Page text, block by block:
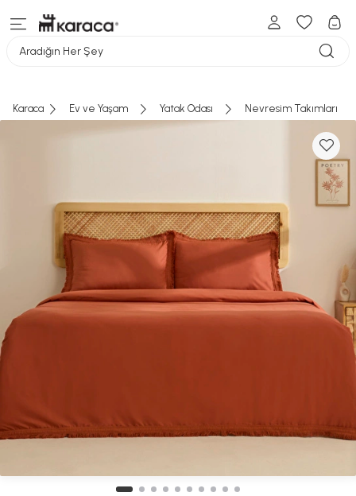
Aradığın Her Şey
Karaca Ev ve Yaşam Yatak Odası Nevresim Takımları